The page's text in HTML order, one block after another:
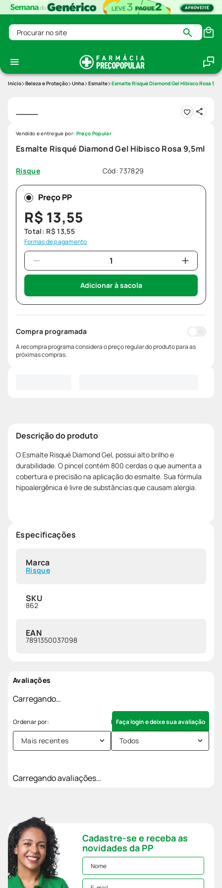
Procurar no site
Beleza e Proteção Unha Esmalte Esmalte Risqué Diamond Gel Hibisco Rosa
Esmalte Risqué Diamond Gel Hibisco Rosa 9,5ml
Risque Cód:737829
Vendido e entregue por: Preço Popular
Preço PP
R$ 13,55
Total: R$ 13,55
Formas de pagamento
Adicionar à sacola
Compra programada
A recompra programa considera o preço regular do produto para as
próximas compras.
Descrição do produto
O Esmalte Risqué Diamond Gel, possui alto brilho e
durabilidade. O pincel contém 800 cerdas o que aumenta a
cobertura e precisão na aplicação do esmalte. Sua fórmula
hipoalergênica é livre de substâncias que causam alergia.
Especificações
Marca
Risque
SKU
862
EAN
7891350037098
Avaliações
Carregando…
Faça login e deixe sua avaliação
Mais recentes Todos
Carregando avaliações…
Cadastre-se e receba as
novidades da PP